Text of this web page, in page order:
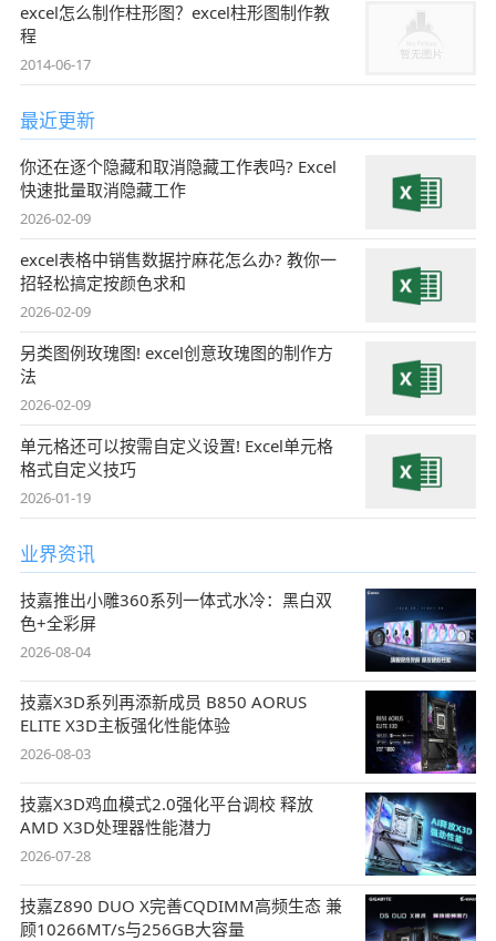
excel怎么制作柱形图？excel柱形图制作教
程
2014-06-17
最近更新
你还在逐个隐藏和取消隐藏工作表吗? Excel
快速批量取消隐藏工作
2026-02-09
excel表格中销售数据拧麻花怎么办? 教你一
招轻松搞定按颜色求和
2026-02-09
另类图例玫瑰图! excel创意玫瑰图的制作方
法
2026-02-09
单元格还可以按需自定义设置! Excel单元格
格式自定义技巧
2026-01-19
业界资讯
技嘉推出小雕360系列一体式水冷：黑白双
色+全彩屏
2026-08-04
技嘉X3D系列再添新成员 B850 AORUS
ELITE X3D主板强化性能体验
2026-08-03
技嘉X3D鸡血模式2.0强化平台调校 释放
AMD X3D处理器性能潜力
2026-07-28
技嘉Z890 DUO X完善CQDIMM高频生态 兼
顾10266MT/s与256GB大容量